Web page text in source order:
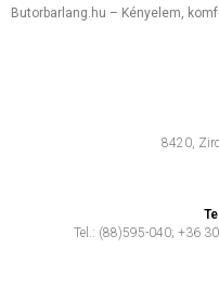
Butorbarlang.hu – Kényelem,
8420,
Tel.: (88)595-040; +36